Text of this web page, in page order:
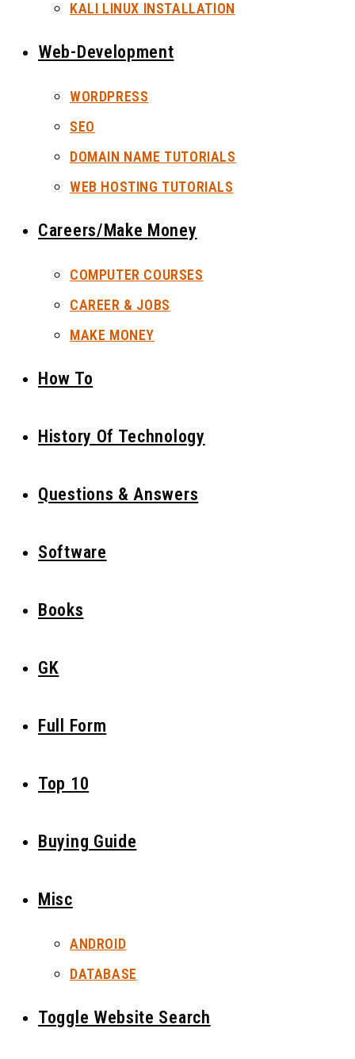
KALI LINUX INSTALLATION
Web-Development
WORDPRESS
SEO
DOMAIN NAME TUTORIALS
WEB HOSTING TUTORIALS
Careers/Make Money
COMPUTER COURSES
CAREER & JOBS
MAKE MONEY
How To
History Of Technology
Questions & Answers
Software
Books
GK
Full Form
Top 10
Buying Guide
Misc
ANDROID
DATABASE
Toggle Website Search